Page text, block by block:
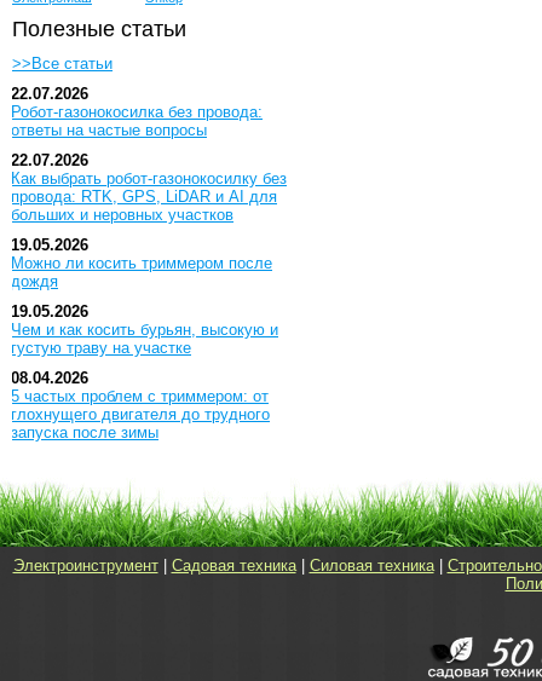
Полезные статьи
>>Все статьи
22.07.2026
Робот-газонокосилка без провода:
ответы на частые вопросы
22.07.2026
Как выбрать робот-газонокосилку без
провода: RTK, GPS, LiDAR и AI для
больших и неровных участков
19.05.2026
Можно ли косить триммером после
дождя
19.05.2026
Чем и как косить бурьян, высокую и
густую траву на участке
08.04.2026
5 частых проблем с триммером: от
глохнущего двигателя до трудного
запуска после зимы
Электроинструмент| Садовая техника| Силовая техника|